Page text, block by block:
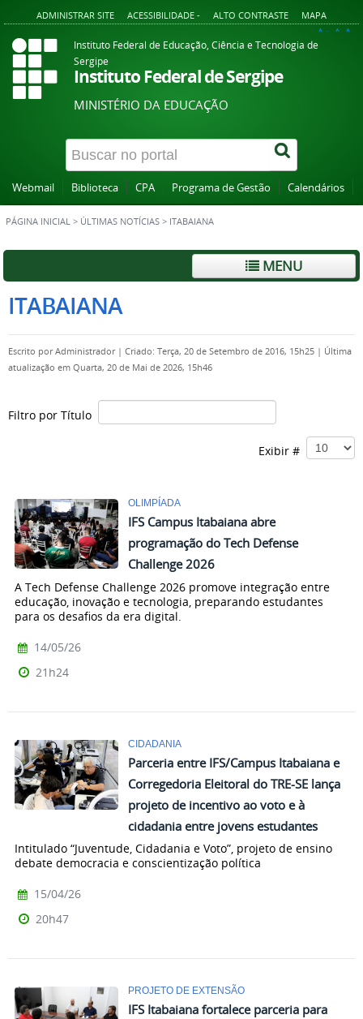
ADMINISTRAR SITE ACESSIBILIDADE - ALTO CONTRASTE MAPA
A+ A A-
Instituto Federal de Educação, Ciência e Tecnologia de
Sergipe
Instituto Federal de Sergipe
MINISTÉRIO DA EDUCAÇÃO
Webmail Biblioteca CPA Programa de Gestão Calendários
PÁGINA INICIAL > ÚLTIMAS NOTÍCIAS > ITABAIANA
MENU
ITABAIANA
Escrito porAdministrador | Criado: Terça, 20 de Setembro de 2016, 15h25 | Última
atualização em Quarta, 20 de Mai de 2026, 15h46
Filtro por Título
Exibir #
OLIMPÍADA
IFS Campus Itabaiana abre
programação do Tech Defense
Challenge 2026
A Tech Defense Challenge 2026 promove integração entre
educação, inovação e tecnologia, preparando estudantes
para os desafios da era digital.
14/05/26
21h24
CIDADANIA
Parceria entre IFS/Campus Itabaiana e
Corregedoria Eleitoral do TRE-SE lança
projeto de incentivo ao voto e à
cidadania entre jovens estudantes
Intitulado “Juventude, Cidadania e Voto”, projeto de ensino
debate democracia e conscientização política
15/04/26
20h47
PROJETO DE EXTENSÃO
IFS Itabaiana fortalece parceria para